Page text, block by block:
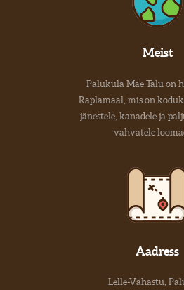
Meist
Paluküla Mäe Talu on
Raplamaal, mis on
jänestele, kanadele ja
vahvatele
Aadress
Lelle-Vahastu,